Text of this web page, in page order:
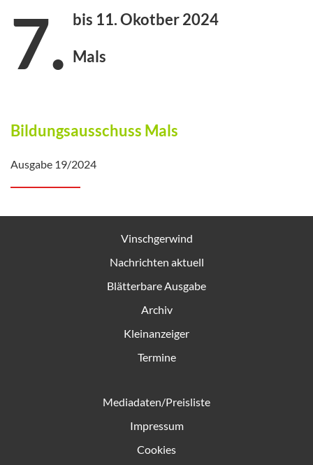
7. bis 11. Okotber 2024
Mals
Bildungsausschuss Mals
Ausgabe 19/2024
Vinschgerwind
Nachrichten aktuell
Blätterbare Ausgabe
Archiv
Kleinanzeiger
Termine
Mediadaten/Preisliste
Impressum
Cookies